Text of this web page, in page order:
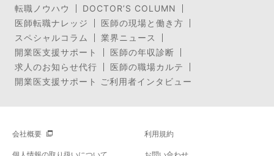
転職ノウハウ
DOCTOR’S COLUMN
医師転職ナレッジ
医師の現場と働き方
スペシャルコラム
業界ニュース
開業医支援サポート
医師の年収診断
求人のお知らせ代行
医師の職場カルテ
開業医支援サポート ご利用者インタビュー
会社概要 利用規約